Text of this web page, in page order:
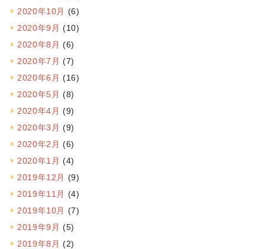
2020年10月 (6)
2020年9月 (10)
2020年8月 (6)
2020年7月 (7)
2020年6月 (16)
2020年5月 (8)
2020年4月 (9)
2020年3月 (9)
2020年2月 (6)
2020年1月 (4)
2019年12月 (9)
2019年11月 (4)
2019年10月 (7)
2019年9月 (5)
2019年8月 (2)